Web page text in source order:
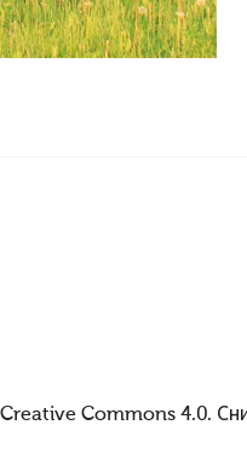
Commons 4.0.